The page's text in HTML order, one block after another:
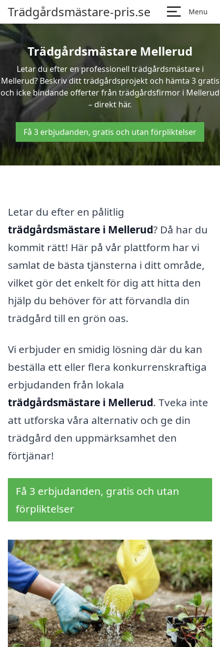
Trädgårdsmästare-pris.se Menu
Trädgårdsmästare Mellerud
Letar du efter en professionell trädgårdsmästare i
Mellerud? Beskriv ditt trädgårdsprojekt och hämta 3 gratis
och icke bindande offerter från trädgårdsfirmor i Mellerud
– direkt här.
Få 3 erbjudanden, gratis och utan förpliktelser
Letar du efter en pålitlig
trädgårdsmästare i Mellerud? Då har du
kommit rätt! Här på vår plattform har vi
samlat de bästa tjänsterna i ditt område,
vilket gör det enkelt för dig att hitta den
hjälp du behöver för att förvandla din
trädgård till en grön oas.
Vi erbjuder en smidig lösning där du kan
beställa ett eller flera konkurrenskraftiga
erbjudanden från lokala
trädgårdsmästare i Mellerud. Tveka inte
att utforska våra alternativ och ge din
trädgård den uppmärksamhet den
förtjänar!
Få 3 erbjudanden, gratis och utan
förpliktelser